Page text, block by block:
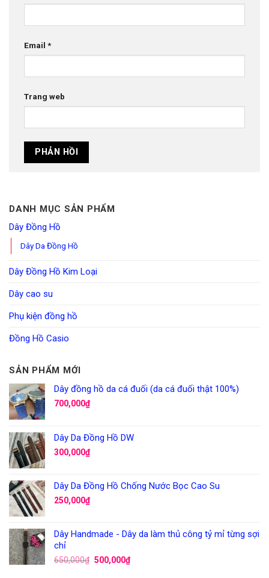
Email *
Trang web
DANH MỤC SẢN PHẨM
Dây Đồng Hồ
Dây Da Đồng Hồ
Dây Đồng Hồ Kim Loại
Dây cao su
Phụ kiện đồng hồ
Đồng Hồ Casio
SẢN PHẨM MỚI
Dây đồng hồ da cá đuối (da cá đuối thật 100%)
700,000₫
Dây Da Đồng Hồ DW
300,000₫
Dây Da Đồng Hồ Chống Nước Bọc Cao Su
250,000₫
Dây Handmade - Dây da làm thủ công tỷ mỉ từng sợi
chỉ
650,000₫ 500,000₫